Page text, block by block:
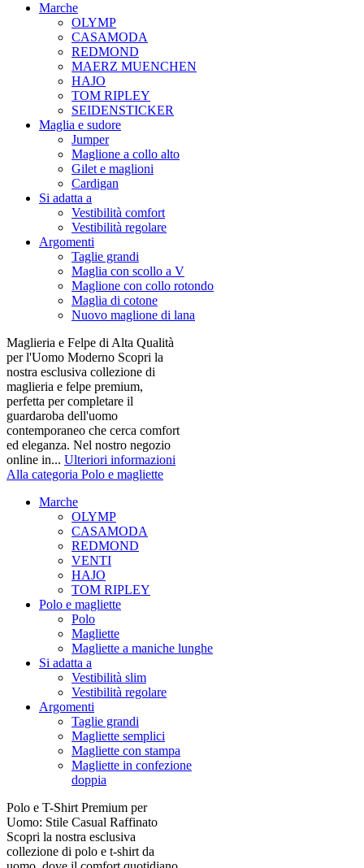
Marche
OLYMP
CASAMODA
REDMOND
MAERZ MUENCHEN
HAJO
TOM RIPLEY
SEIDENSTICKER
Maglia e sudore
Jumper
Maglione a collo alto
Gilet e maglioni
Cardigan
Si adatta a
Vestibilità comfort
Vestibilità regolare
Argomenti
Taglie grandi
Maglia con scollo a V
Maglione con collo rotondo
Maglia di cotone
Nuovo maglione di lana
Maglieria e Felpe di Alta Qualità
per l'Uomo Moderno Scopri la
nostra esclusiva collezione di
maglieria e felpe premium,
perfetta per completare il
guardaroba dell'uomo
contemporaneo che cerca comfort
ed eleganza. Nel nostro negozio
online in... Ulteriori informazioni
Alla categoria Polo e magliette
Marche
OLYMP
CASAMODA
REDMOND
VENTI
HAJO
TOM RIPLEY
Polo e magliette
Polo
Magliette
Magliette a maniche lunghe
Si adatta a
Vestibilità slim
Vestibilità regolare
Argomenti
Taglie grandi
Magliette semplici
Magliette con stampa
Magliette in confezione
doppia
Polo e T-Shirt Premium per
Uomo: Stile Casual Raffinato
Scopri la nostra esclusiva
collezione di polo e t-shirt da